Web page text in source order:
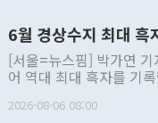
주의적 희망에 근거한 비
관의 대북 정책 관련 발
관 부처 장관이 공개적
관의 무리한 대북 접근법
다. [정동영 통일부 장관이 지난달 23일 오후 서울 종로구 정부서울청사에
6월 경상수지 최대 흑
[서울=뉴스핌] 박가연
어 역대 최대 흑자를 기
료=한국은행] 한국은행이 6일 발표한 '2026년 6월 국제수지(잠정)'에 따르
2026-08-06 08:00